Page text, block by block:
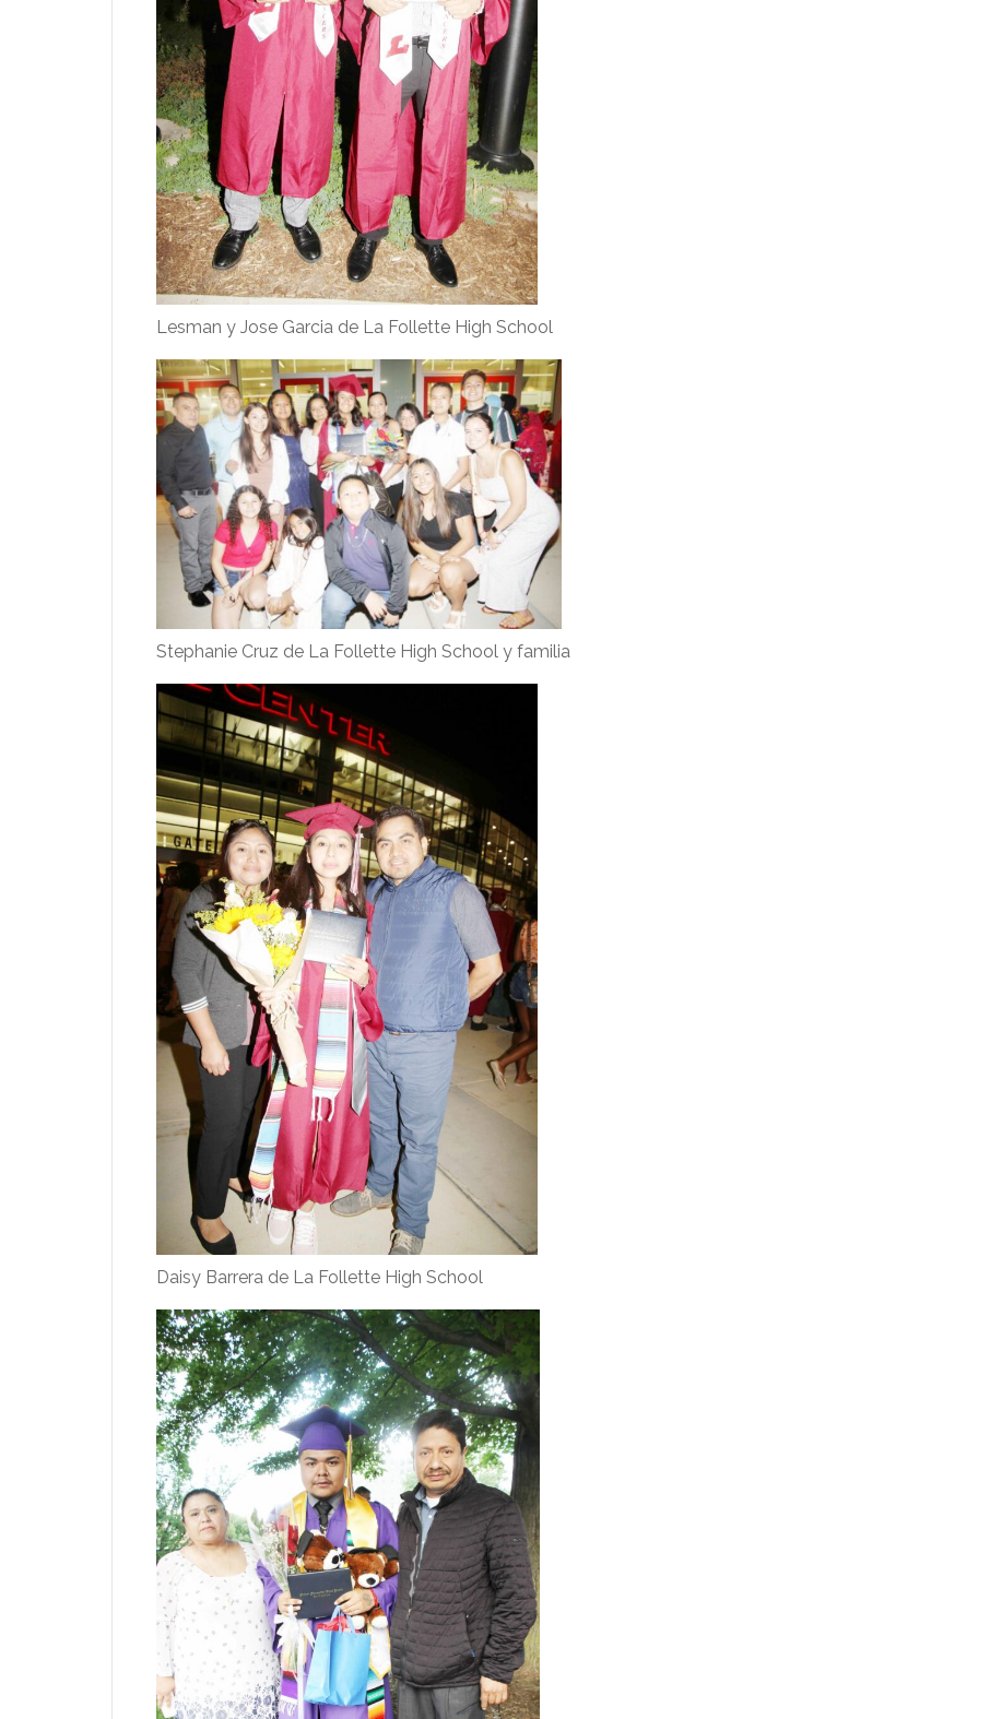
Lesman y Jose Garcia de La Follette High School
Stephanie Cruz de La Follette High School y familia
Daisy Barrera de La Follette High School